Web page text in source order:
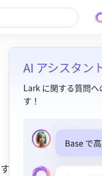
AI アシスタン
Lark に関する質問へ
す！
1. 関